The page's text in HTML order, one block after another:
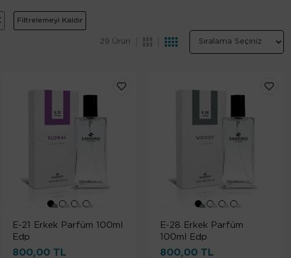
Filtrelemeyi Kaldır
29 Ürün
E-21 Erkek Parfüm 100ml
Edp
800,00 TL
E-28 Erkek Parfüm
100ml Edp
800,00 TL